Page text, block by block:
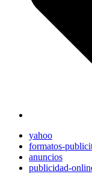
yahoo
formatos-
anuncios
publicidad-